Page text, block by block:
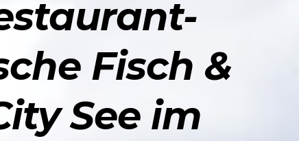
Fisch &
See im